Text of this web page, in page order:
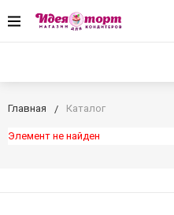
Главная Каталог
Элемент не найден